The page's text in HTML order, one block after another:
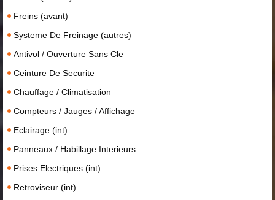
Freins (avant)
Systeme De Freinage (autres)
Antivol / Ouverture Sans Cle
Ceinture De Securite
Chauffage / Climatisation
Compteurs / Jauges / Affichage
Eclairage (int)
Panneaux / Habillage Interieurs
Prises Electriques (int)
Retroviseur (int)